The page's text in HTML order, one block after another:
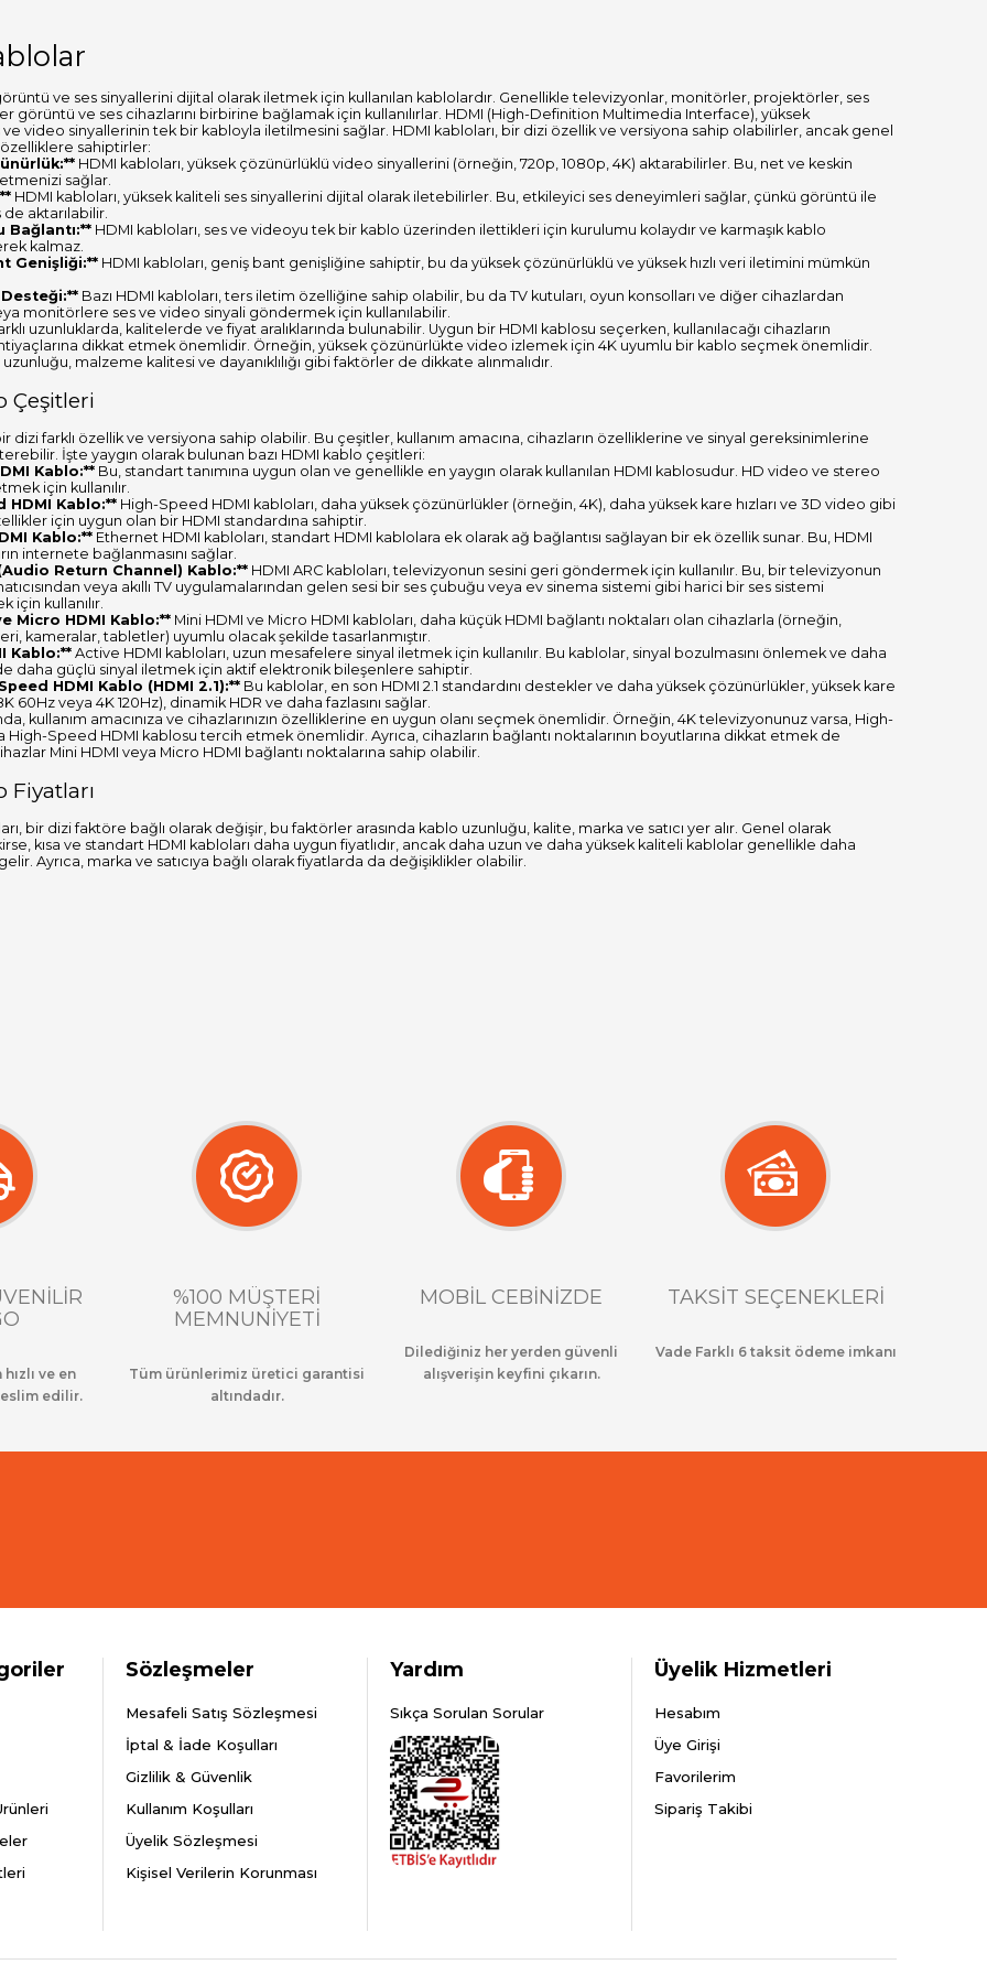
ve ses sinyallerini dijital olarak iletmek için kullanılan kablolardır. Genellikle televizyonlar, monitörler, projektörler, ses
görüntü ve ses cihazlarını birbirine bağlamak için kullanılırlar. HDMI (High-Definition Multimedia Interface), yüksek
video sinyallerinin tek bir kabloyla iletilmesini sağlar. HDMI kabloları, bir dizi özellik ve versiyona sahip olabilirler, ancak genel
özelliklere sahiptirler:
HDMI kabloları, yüksek çözünürlüklü video sinyallerini (örneğin, 720p, 1080p, 4K) aktarabilirler. Bu, net ve keskin
sağlar.
HDMI kabloları, yüksek kaliteli ses sinyallerini dijital olarak iletebilirler. Bu, etkileyici ses deneyimleri sağlar, çünkü görüntü ile
de aktarılabilir.
Bağlantı:** HDMI kabloları, ses ve videoyu tek bir kablo üzerinden ilettikleri için kurulumu kolaydır ve karmaşık kablo
kalmaz.
Genişliği:** HDMI kabloları, geniş bant genişliğine sahiptir, bu da yüksek çözünürlüklü ve yüksek hızlı veri iletimini mümkün
Bazı HDMI kabloları, ters iletim özelliğine sahip olabilir, bu da TV kutuları, oyun konsolları ve diğer cihazlardan
monitörlere ses ve video sinyali göndermek için kullanılabilir.
uzunluklarda, kalitelerde ve fiyat aralıklarında bulunabilir. Uygun bir HDMI kablosu seçerken, kullanılacağı cihazların
dikkat etmek önemlidir. Örneğin, yüksek çözünürlükte video izlemek için 4K uyumlu bir kablo seçmek önemlidir.
malzeme kalitesi ve dayanıklılığı gibi faktörler de dikkate alınmalıdır.
Çeşitleri
dizi farklı özellik ve versiyona sahip olabilir. Bu çeşitler, kullanım amacına, cihazların özelliklerine ve sinyal gereksinimlerine
İşte yaygın olarak bulunan bazı HDMI kablo çeşitleri:
Kablo:** Bu, standart tanımına uygun olan ve genellikle en yaygın olarak kullanılan HDMI kablosudur. HD video ve stereo
için kullanılır.
HDMI Kablo:** High-Speed HDMI kabloları, daha yüksek çözünürlükler (örneğin, 4K), daha yüksek kare hızları ve 3D video gibi
için uygun olan bir HDMI standardına sahiptir.
Kablo:** Ethernet HDMI kabloları, standart HDMI kablolara ek olarak ağ bağlantısı sağlayan bir ek özellik sunar. Bu, HDMI
internete bağlanmasını sağlar.
Return Channel) Kablo:** HDMI ARC kabloları, televizyonun sesini geri göndermek için kullanılır. Bu, bir televizyonun
veya akıllı TV uygulamalarından gelen sesi bir ses çubuğu veya ev sinema sistemi gibi harici bir ses sistemi
için kullanılır.
Micro HDMI Kablo:** Mini HDMI ve Micro HDMI kabloları, daha küçük HDMI bağlantı noktaları olan cihazlarla (örneğin,
kameralar, tabletler) uyumlu olacak şekilde tasarlanmıştır.
Kablo:** Active HDMI kabloları, uzun mesafelere sinyal iletmek için kullanılır. Bu kablolar, sinyal bozulmasını önlemek ve daha
daha güçlü sinyal iletmek için aktif elektronik bileşenlere sahiptir.
HDMI Kablo (HDMI 2.1):** Bu kablolar, en son HDMI 2.1 standardını destekler ve daha yüksek çözünürlükler, yüksek kare
60Hz veya 4K 120Hz), dinamik HDR ve daha fazlasını sağlar.
kullanım amacınıza ve cihazlarınızın özelliklerine en uygun olanı seçmek önemlidir. Örneğin, 4K televizyonunuz varsa, High-
High-Speed HDMI kablosu tercih etmek önemlidir. Ayrıca, cihazların bağlantı noktalarının boyutlarına dikkat etmek de
Mini HDMI veya Micro HDMI bağlantı noktalarına sahip olabilir.
Fiyatları
bir dizi faktöre bağlı olarak değişir, bu faktörler arasında kablo uzunluğu, kalite, marka ve satıcı yer alır. Genel olarak
kısa ve standart HDMI kabloları daha uygun fiyatlıdır, ancak daha uzun ve daha yüksek kaliteli kablolar genellikle daha
Ayrıca, marka ve satıcıya bağlı olarak fiyatlarda da değişiklikler olabilir.
ve en
edilir.
%100 MÜŞTERİ
MEMNUNİYETİ
Tüm ürünlerimiz üretici garantisi
altındadır.
MOBİL CEBİNİZDE
Dilediğiniz her yerden güvenli
alışverişin keyfini çıkarın.
TAKSİT SEÇENEKLERİ
Vade Farklı 6 taksit ödeme imkanı
Sözleşmeler
Mesafeli Satış Sözleşmesi
İptal & İade Koşulları
Gizlilik & Güvenlik
Kullanım Koşulları
Üyelik Sözleşmesi
Kişisel Verilerin Korunması
Yardım
Sıkça Sorulan Sorular
Üyelik Hizmetleri
Hesabım
Üye Girişi
Favorilerim
Sipariş Takibi